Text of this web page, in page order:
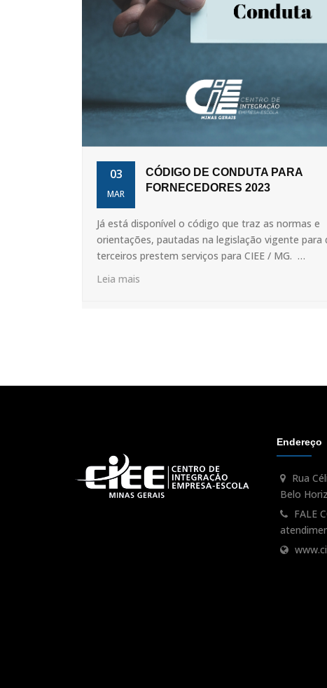
03
MAR
CÓDIGO DE CONDUTA PARA
FORNECEDORES 2023
Já está disponível o código que traz as normas e
orientações, pautadas na legislação vigente para
terceiros prestem serviços para CIEE / MG. …
Leia mais
Endereço
Rua
Belo
FALE